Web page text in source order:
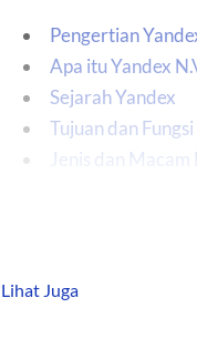
Pengertian
Apa itu Yandex
Sejarah Yandex
Tujuan dan
Jenis dan Macam
Cara SEO dan
Perbedaan
2. Yandex
Lihat Juga